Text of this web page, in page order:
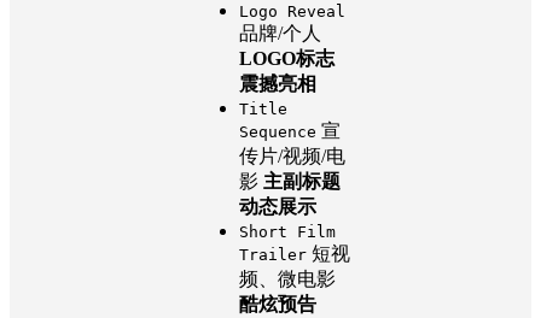
Logo Reveal
品牌/个人
LOGO标志
震撼亮相
Title
Sequence 宣
传片/视频/电
影 主副标题
动态展示
Short Film
Trailer 短视
频、微电影
酷炫预告